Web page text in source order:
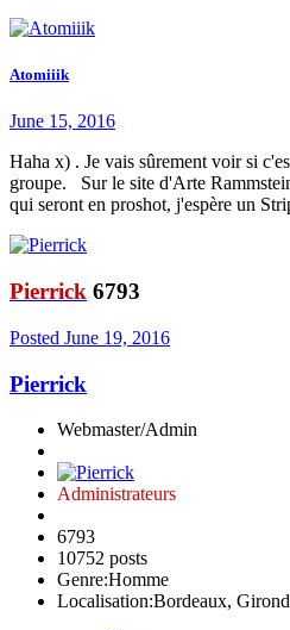
Atomiiik
June 15, 2016
Haha x) . Je vais sûrement voir si
groupe. Sur le site d'Arte
qui seront en proshot, j'espère un
Pierrick 6793
Posted June 19, 2016
Pierrick
Webmaster/Admin
Administrateurs
6793
10752 posts
Genre:Homme
Localisation:Bordeaux,